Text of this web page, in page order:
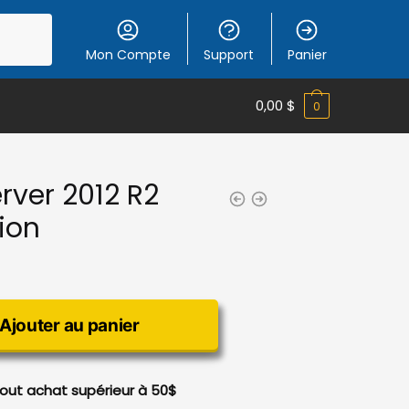
Mon Compte Support Panier
0,00 $ 0
2012 R2
Ajouter au panier
achat supérieur à 50$